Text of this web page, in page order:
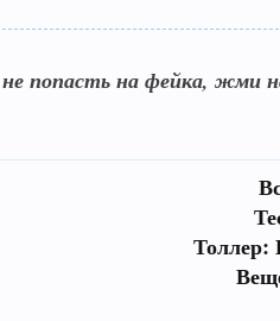
попасть на фейка, жми
Толлер: